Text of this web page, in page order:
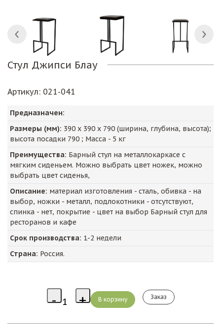
Стул Джипси Блау
Артикул: 021-041
Предназначен:
Размеры (мм): 390 х 390 х 790 (ширина, глубина, высота);
высота посадки 790 ; Масса - 5 кг
Преимущества: Барный стул на металлокаркасе с
мягким сиденьем. Можно выбрать цвет ножек, можно
выбрать цвет сиденья,
Описание: материал изготовления - сталь, обивка - на
выбор, ножки - металл, подлокотники - отсутствуют,
спинка - нет, покрытие - цвет на выбор Барный стул для
ресторанов и кафе
Срок производства: 1-2 недели
Страна: Россия.
Заказ